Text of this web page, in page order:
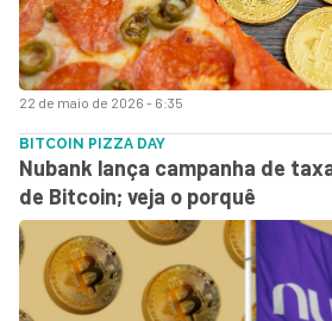
22 de maio de 2026 - 6:35
BITCOIN PIZZA DAY
Nubank lança campanha de
de Bitcoin; veja o porquê